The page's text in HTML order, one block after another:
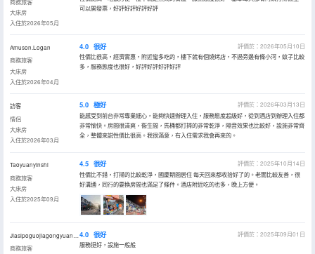
大床房
入住於2026年05月
可以開發票，好評好評好評好評
Amuson.Logan
商務旅客
大床房
入住於2026年04月
4.0 很好
評價於：2026年05月10日
性價比很高，經濟實惠，附近蠻多吃的，樓下就有個燒烤店，不過旁邊有條小河，蚊子比較
多，服務態度也很好，好評好評好評好評
訪客
情侶
大床房
入住於2026年03月
5.0 極好
評價於：2026年03月13日
能感受到前台非常專業細心，能夠快速辦理入住，服務態度超級好，從到酒店到辦理入住都
非常愉快。房間很清爽，衞生間，馬桶都打掃的非常乾淨，隔音效果也比較好，設施非常齊
全，整體來説性價比很高。我很滿意，有入住需求我會再來的。
Taoyuanyinshi
商務旅客
大床房
入住於2025年09月
4.5 很好
評價於：2025年10月14日
性價比不錯，打掃的比較乾淨，國慶期間居住 每天回來都收拾好了的。老闆比較友善，很
好溝通，同行的要換房間也滿足了條件。酒店附近吃的也多，晚上方便。
商務旅客
4.0 很好
評價於：2025年09月01日
服務挺好，設施一般般